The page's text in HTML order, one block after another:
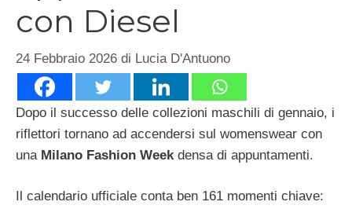
con Diesel
24 Febbraio 2026 di Lucia D'Antuono
Dopo il successo delle collezioni maschili di gennaio, i
riflettori tornano ad accendersi sul womenswear con
una Milano Fashion Week densa di appuntamenti.
Il calendario ufficiale conta ben 161 momenti chiave: